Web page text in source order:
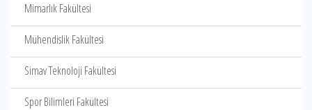
Mimarlık Fakültesi
Mühendislik Fakültesi
Simav Teknoloji Fakültesi
Spor Bilimleri Fakültesi